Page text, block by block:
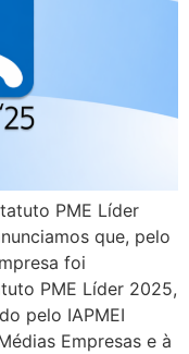
PME Líder
que, pelo
foi
PME Líder 2025,
pelo IAPMEI
Empresas e à